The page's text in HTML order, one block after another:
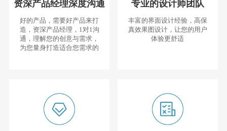
资深产品经理深度沟通
好的产品，需要好产品来打
造，资深产品经理，1对1沟
通，理解您的创意与需求，
为您量身打造适合您需求的
专业的设计师团队
丰富的界面设计经验，高保
真效果图设计，让您的用户
体验更舒适